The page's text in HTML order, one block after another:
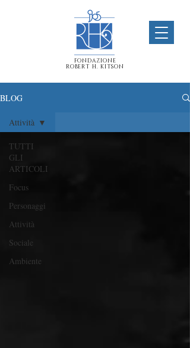
FONDAZIONE
ROBERT H. KITSON
BLOG
TUTTI
GLI
ARTICOLI
Focus
Personaggi
Attività
Sociale
Ambiente
Attività